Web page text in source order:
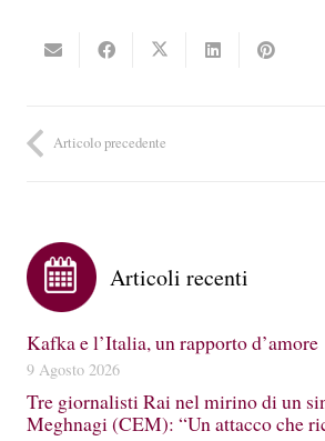
Articolo precedente
Articoli recenti
Kafka e l’Italia, un rapporto d’amore
9 Agosto 2026
Tre giornalisti Rai nel mirino di un
Meghnagi (CEM): “Un attacco che